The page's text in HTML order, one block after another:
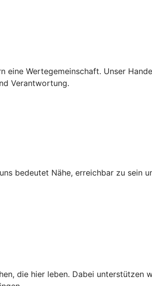
eine Wertegemeinschaft. Unser
Verantwortung.
bedeutet Nähe, erreichbar zu
die hier leben. Dabei